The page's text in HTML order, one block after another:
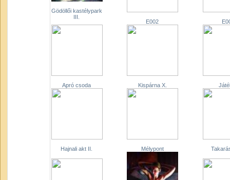
Gödöllői kastélypark
III.
E002
Apró csoda Kispárna X.
Hajnali akt II. Mélypont